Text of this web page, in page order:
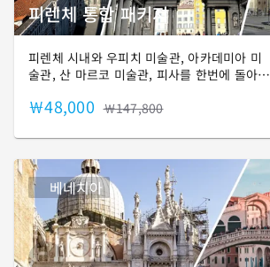
피렌체 통합 패키지
피렌체 시내와 우피치 미술관, 아카데미아 미
술관, 산 마르코 미술관, 피사를 한번에 돌아보
보세요!
￦48,000 ￦147,800
베네치아